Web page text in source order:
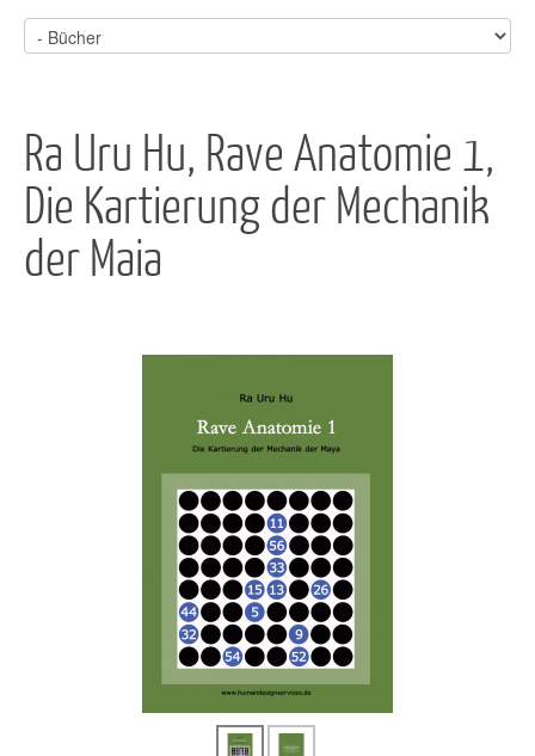
Ra Uru Hu, Rave Anatomie 1,
Die Kartierung der Mechanik
der Maia